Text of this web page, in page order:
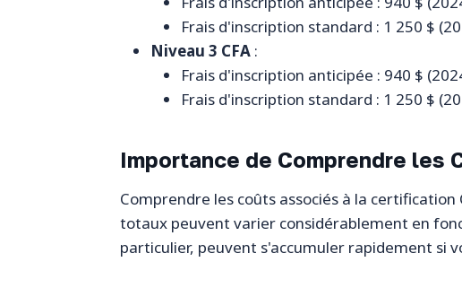
Frais d'inscription standard : 1 250 $
Niveau 3 CFA :
Frais d'inscription anticipée : 940 $
Frais d'inscription standard : 1 250 $
Importance de Comprendre les
Comprendre les coûts associés à la
totaux peuvent varier considérablement en
particulier, peuvent s'accumuler rapidement si